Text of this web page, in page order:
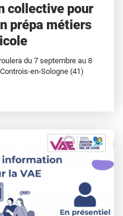
collective pour
prépa métiers
du 7 septembre au 8
en-Sologne (41)